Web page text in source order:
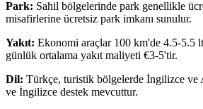
Park: Sahil bölgelerinde park genellikle
misafirlerine ücretsiz park imkanı sunulur.
Yakıt: Ekonomi araçlar 100 km'de 4.5-5.5
günlük ortalama yakıt maliyeti €3-5'tir.
Dil: Türkçe, turistik bölgelerde İngilizce ve
ve İngilizce destek mevcuttur.